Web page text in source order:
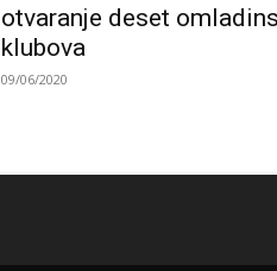
otvaranje deset
klubova
09/06/2020